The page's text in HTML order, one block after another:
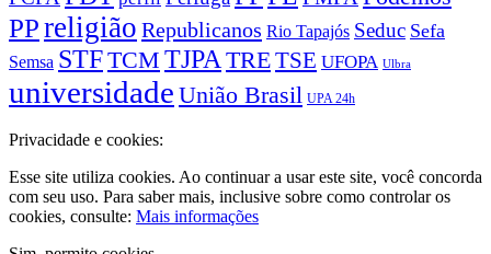
PPreligião Republicanos Rio Tapajós Seduc Sefa
Semsa STFTCM TJPA TRETSE UFOPA Ulbra
universidade União Brasil UPA 24h
Privacidade e cookies:
Esse site utiliza cookies. Ao continuar a usar este site, você concorda
com seu uso. Para saber mais, inclusive sobre como controlar os
cookies, consulte: Mais informações